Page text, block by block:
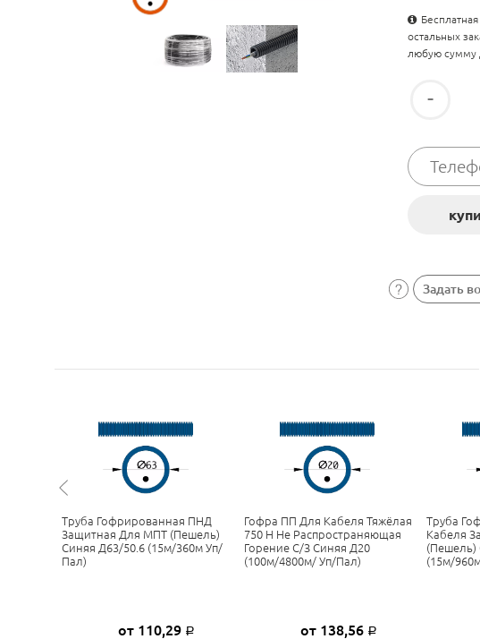
остальных
любую сумму
-
Задать
Труба Гофрированная ПНД
Защитная Для МПТ (пешель)
Синяя Д63/50.6 (15м/360м Уп/
Пал)
от 110,29 Р
Гофра ПП Для Кабеля Тяжёлая
750 Н Не Распространяющая
Горение С/з Синяя Д20
(100м/4800м/ Уп/пал)
от 138,56 Р
Труба
Кабеля
(пешель)
(15м/